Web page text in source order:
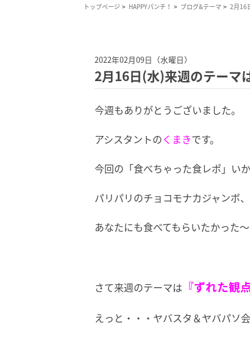
トップページ HAPPYパンチ！ ブログ&テーマ 2月16
2022年02月09日（水曜日）
2月16日(水)来週のテーマ
今週もありがとうございました。
アシスタントのくまきです。
今回の「食べちゃった食レポ」い
パリパリのチョコモナカジャンボ、
あなたにも食べてもらいたかった
さて来週のテーマは 『ずれた観
えっと・・・ヤバスタ＆ヤバパソ